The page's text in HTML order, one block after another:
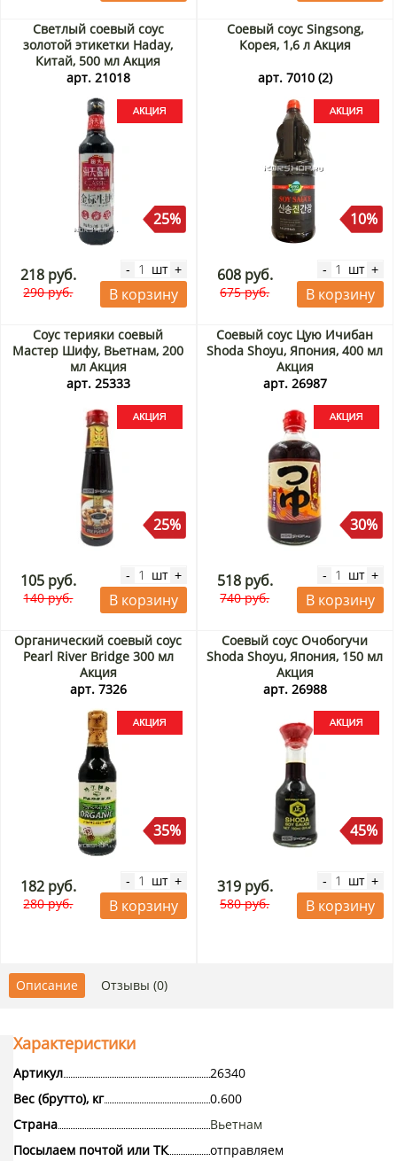
Светлый соевый соус
золотой этикетки Haday,
Китай, 500 мл Акция
арт. 21018
25%
218 руб.
290 руб.
- шт +
В корзину
Соевый соус Singsong,
Корея, 1,6 л Акция
арт. 7010 (2)
10%
608 руб.
675 руб.
- шт +
В корзину
Соус терияки соевый
Мастер Шифу, Вьетнам, 200
мл Акция
арт. 25333
25%
105 руб.
140 руб.
- шт +
В корзину
Соевый соус Цую Ичибан
Shoda Shoyu, Япония, 400 мл
Акция
арт. 26987
30%
518 руб.
740 руб.
- шт +
В корзину
Органический соевый соус
Pearl River Bridge 300 мл
Акция
арт. 7326
35%
182 руб.
280 руб.
- шт +
В корзину
Соевый соус Очобогучи
Shoda Shoyu, Япония, 150 мл
Акция
арт. 26988
45%
319 руб.
580 руб.
- шт +
В корзину
Описание Отзывы (0)
Характеристики
Артикул
26340
Вес (брутто), кг
0.600
Страна
Вьетнам
Посылаем почтой или ТК
отправляем